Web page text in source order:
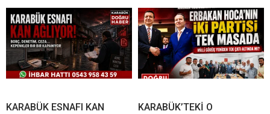
KARABÜK ESNAFI KAN
KARABÜK’TEKİ O